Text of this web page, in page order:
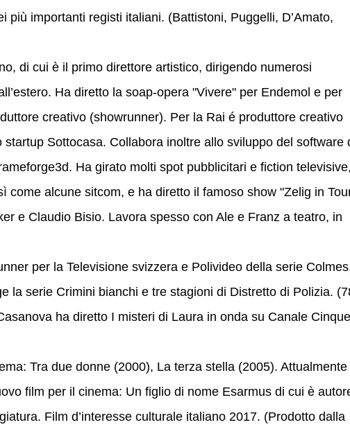
più importanti registi italiani. (Battistoni, Puggelli, D’Amato,
di cui è il primo direttore artistico, dirigendo numerosi
Ha diretto la soap-opera "Vivere" per Endemol e per
creativo (showrunner). Per la Rai é produttore creativo
Sottocasa. Collabora inoltre allo sviluppo del software
Ha girato molti spot pubblicitari e fiction
come alcune sitcom, e ha diretto il famoso show "Zelig in
e Claudio Bisio. Lavora spesso con Ale e Franz a teatro, in
per la Televisione svizzera e Polivideo della serie
la serie Crimini bianchi e tre stagioni di Distretto di Polizia.
ha diretto I misteri di Laura in onda su Canale Cinque
Tra due donne (2000), La terza stella (2005). Attualmente
film per il cinema: Un figlio di nome Esarmus di cui è
Film d’interesse culturale italiano 2017. (Prodotto dalla